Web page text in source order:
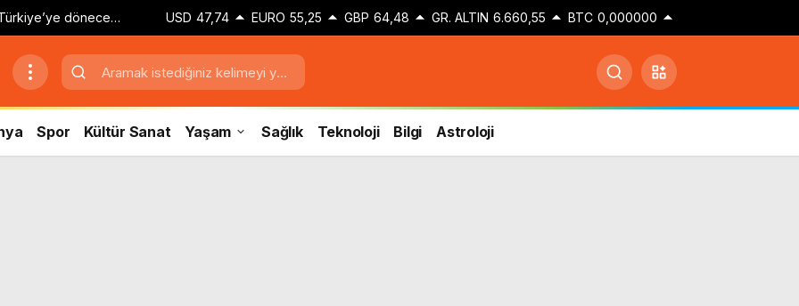
dönecek
açıklaması
USD 47,74 EURO 55,25 GBP 64,48 GR. ALTIN 6.660,55 BTC 0,000000
Spor Kültür Sanat Yaşam Sağlık Teknoloji Bilgi Astroloji